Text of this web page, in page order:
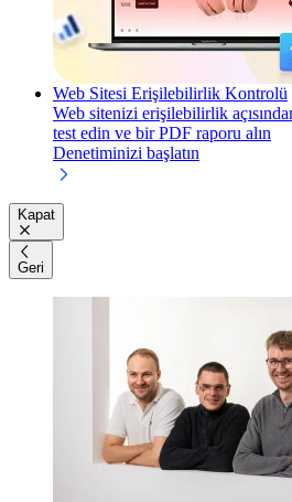
Web Sitesi Erişilebilirlik Kontrolü
Web sitenizi erişilebilirlik
test edin ve bir PDF raporu alın
Denetiminizi başlatın
Kapat
Geri